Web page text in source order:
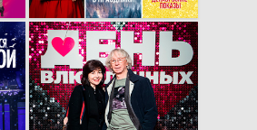
Мимо» в МДМ
Премьера мюзикла
за столиками «День
влюбленных».